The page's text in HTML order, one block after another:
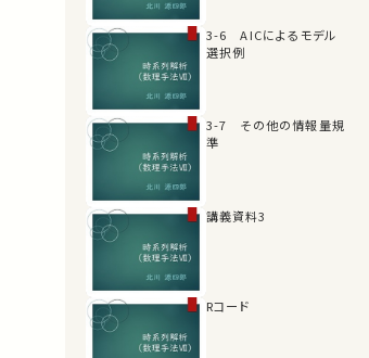
3-6 AICによるモデル
選択例
3-7 その他の情報量規
準
講義資料3
Rコード